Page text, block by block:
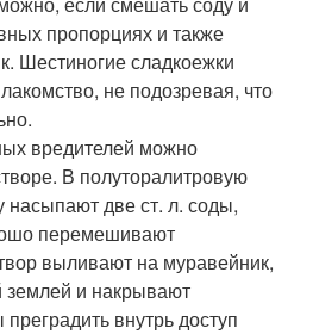
пропорциях и также
Шестиногие сладкоежки
не подозревая, что
вредителей можно
В полуторалитровую
насыпают две ст. л. соды,
перемешивают
выливают на муравейник,
землей и накрывают
внутрь доступ